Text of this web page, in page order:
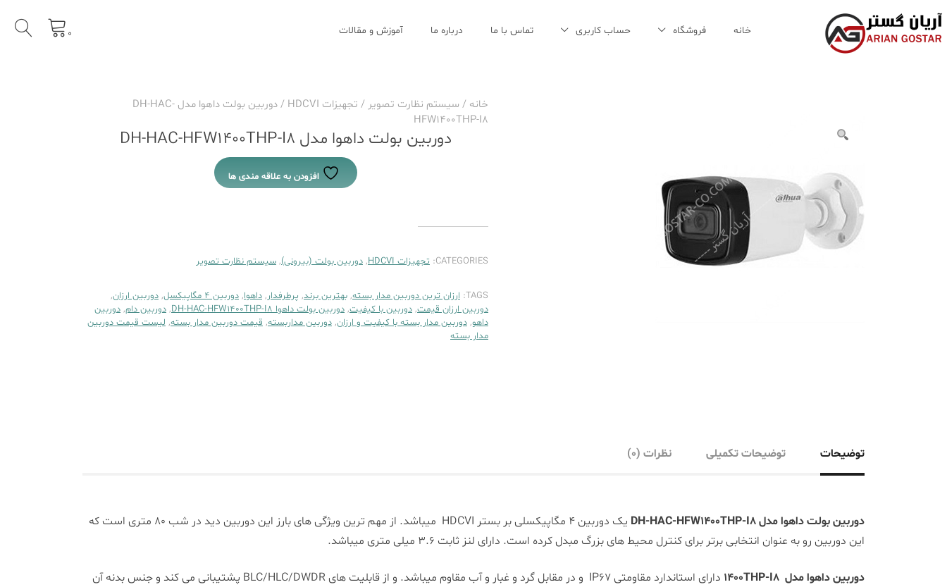
to
content
خانه فروشگاه حساب کاربری تماس با ما درباره ما آموزش و مقالات 0
خانه / سیستم نظارت تصویر / تجهیزات HDCVI
/ دوربین بولت داهوا مدل DH-HAC-
HFW1400THP-I8
دوربین بولت داهوا مدل DH-HAC-HFW1400THP-I8
افزودن به علاقه مندی ها
CATEGORIES: تجهیزات HDCVI , دوربین بولت (بیرونی), سیستم نظارت تصویر
TAGS: ارزان ترین دوربین مدار بسته, بهترین برند, پرطرفدار, داهوا, دوربین 4 مگاپیکسل , دوربین ارزان,
دوربین ارزان قیمت, دوربین با کیفیت, دوربین بولت داهوا DH-HAC-HFW1400THP-I8 , دوربین دام, دوربین
داهو, دوربین مدار بسته با کیفیت و ارزان, دوربین مداربسته, قیمت دوربین مدار بسته, لیست قیمت دوربین
مدار بسته
توضیحات توضیحات تکمیلی نظرات (0)
دوربین بولت داهوا مدل DH-HAC-HFW1400THP-I8
یک دوربین 4 مگاپیکسلی بر بستر HDCVI میباشد. از مهم ترین ویژگی های بارز این دوربین دید در شب 80 متری است که
این دوربین رو به عنوان انتخابی برتر برای کنترل محیط های بزرگ مبدل کرده است. دارای لنز ثابت 3.6 میلی متری میباشد.
دوربین داهوا مدل 1400THP-I8
دارای استاندارد مقاومتی IP67 و در مقابل گرد و غبار و آب مقاوم میباشد. و از قابلیت های BLC/HLC/DWDR پشتیبانی می کند و جنس بدنه آن